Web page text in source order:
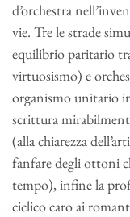
d’orchestra
vie. Tre le strade
equilibrio paritario
virtuosismo) e
organismo unitario
scrittura
(alla chiarezza
fanfare degli ottoni
tempo), infine la
ciclico caro ai